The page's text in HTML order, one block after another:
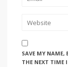
SAVE MY NAME,
THE NEXT TIME